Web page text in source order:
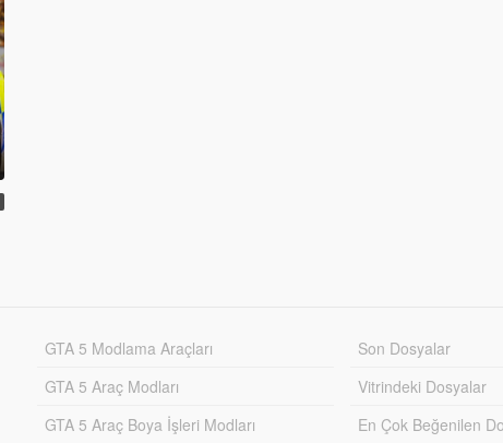
GTA 5 Modlama Araçları
GTA 5 Araç Modları
GTA 5 Araç Boya İşleri Modları
Son Dosyalar
Vitrindeki Dosyalar
En Çok Beğenilen